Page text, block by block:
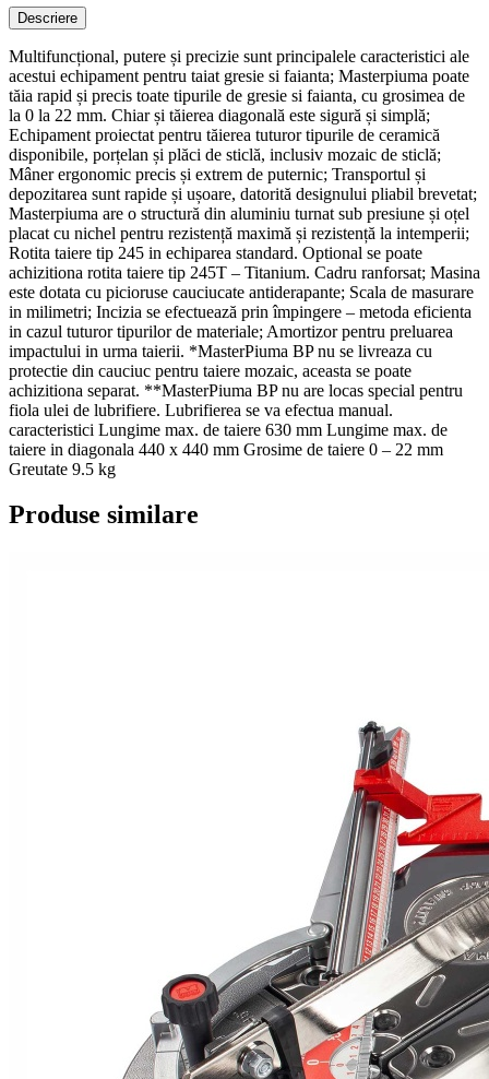
Descriere
Multifuncțional, putere și precizie sunt principalele caracteristici ale
acestui echipament pentru taiat gresie si faianta; Masterpiuma poate
tăia rapid și precis toate tipurile de gresie si faianta, cu grosimea de
la 0 la 22 mm. Chiar și tăierea diagonală este sigură și simplă;
Echipament proiectat pentru tăierea tuturor tipurile de ceramică
disponibile, porțelan și plăci de sticlă, inclusiv mozaic de sticlă;
Mâner ergonomic precis și extrem de puternic; Transportul și
depozitarea sunt rapide și ușoare, datorită designului pliabil brevetat;
Masterpiuma are o structură din aluminiu turnat sub presiune și oțel
placat cu nichel pentru rezistență maximă și rezistență la intemperii;
Rotita taiere tip 245 in echiparea standard. Optional se poate
achizitiona rotita taiere tip 245T – Titanium. Cadru ranforsat; Masina
este dotata cu picioruse cauciucate antiderapante; Scala de masurare
in milimetri; Incizia se efectuează prin împingere – metoda eficienta
in cazul tuturor tipurilor de materiale; Amortizor pentru preluarea
impactului in urma taierii. *MasterPiuma BP nu se livreaza cu
protectie din cauciuc pentru taiere mozaic, aceasta se poate
achizitiona separat. **MasterPiuma BP nu are locas special pentru
fiola ulei de lubrifiere. Lubrifierea se va efectua manual.
caracteristici Lungime max. de taiere 630 mm Lungime max. de
taiere in diagonala 440 x 440 mm Grosime de taiere 0 – 22 mm
Greutate 9.5 kg
Produse similare